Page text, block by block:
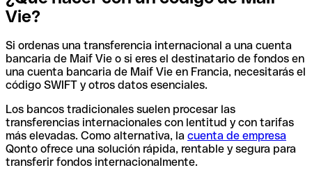
Vie?
Si ordenas una transferencia internacional a una cuenta
bancaria de Maif Vie o si eres el destinatario de fondos en
una cuenta bancaria de Maif Vie en Francia, necesitarás el
código SWIFT y otros datos esenciales.
Los bancos tradicionales suelen procesar las
transferencias internacionales con lentitud y con tarifas
más elevadas. Como alternativa, la cuenta de empresa
Qonto ofrece una solución rápida, rentable y segura para
transferir fondos internacionalmente.